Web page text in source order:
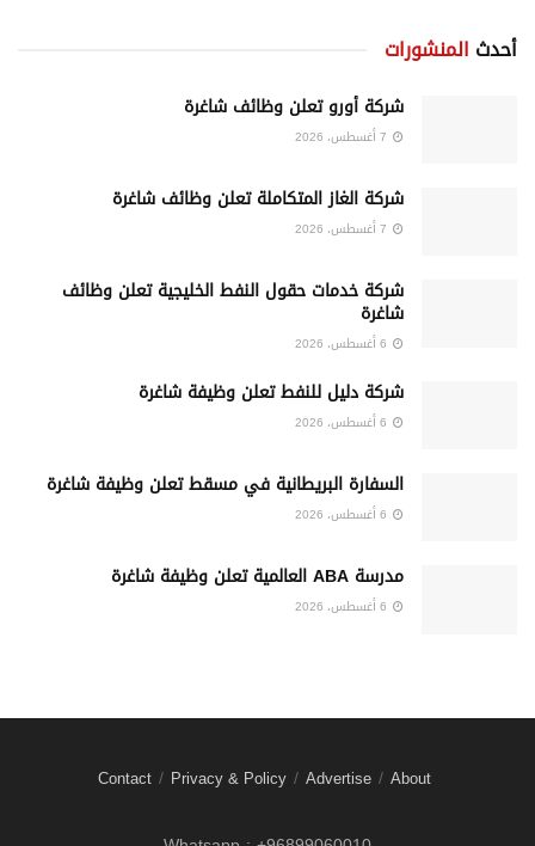
أحدث المنشورات
شركة أورو تعلن وظائف شاغرة
شركة الغاز المتكاملة تعلن وظائف شاغرة
شركة خدمات حقول النفط الخليجية تعلن وظائف
شاغرة
شركة دليل للنفط تعلن وظيفة شاغرة
السفارة البريطانية في مسقط تعلن وظيفة شاغرة
مدرسة ABA العالمية تعلن وظيفة شاغرة
About
Advertise
Privacy & Policy
Contact